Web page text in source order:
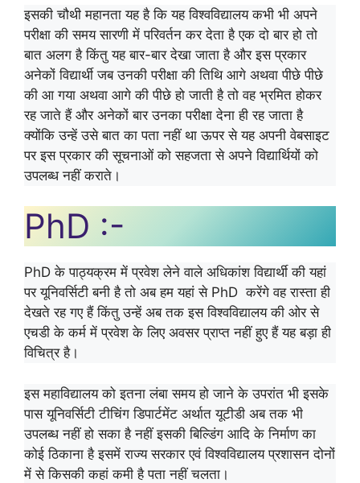
इसकी चौथी महानता यह है कि यह विश्वविद्यालय कभी भी अपने
परीक्षा की समय सारणी में परिवर्तन कर देता है एक दो बार हो तो
बात अलग है किंतु यह बार-बार देखा जाता है और इस प्रकार
अनेकों विद्यार्थी जब उनकी परीक्षा की तिथि आगे अथवा पीछे पीछे
की आ गया अथवा आगे की पीछे हो जाती है तो वह भ्रमित होकर
रह जाते हैं और अनेकों बार उनका परीक्षा देना ही रह जाता है
क्योंकि उन्हें उसे बात का पता नहीं था ऊपर से यह अपनी वेबसाइट
पर इस प्रकार की सूचनाओं को सहजता से अपने विद्यार्थियों को
उपलब्ध नहीं कराते।
PhD :-
PhD के पाठ्यक्रम में प्रवेश लेने वाले अधिकांश विद्यार्थी की यहां
पर यूनिवर्सिटी बनी है तो अब हम यहां से PhD करेंगे वह रास्ता ही
देखते रह गए हैं किंतु उन्हें अब तक इस विश्वविद्यालय की ओर से
एचडी के कर्म में प्रवेश के लिए अवसर प्राप्त नहीं हुए हैं यह बड़ा ही
विचित्र है।
इस महाविद्यालय को इतना लंबा समय हो जाने के उपरांत भी इसके
पास यूनिवर्सिटी टीचिंग डिपार्टमेंट अर्थात यूटीडी अब तक भी
उपलब्ध नहीं हो सका है नहीं इसकी बिल्डिंग आदि के निर्माण का
कोई ठिकाना है इसमें राज्य सरकार एवं विश्वविद्यालय प्रशासन दोनों
में से किसकी कहां कमी है पता नहीं चलता।